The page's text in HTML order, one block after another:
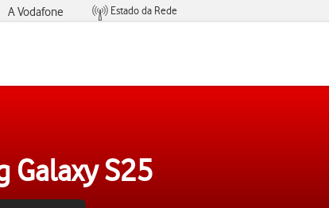
A Vodafone
Estado da Rede
Galaxy S25